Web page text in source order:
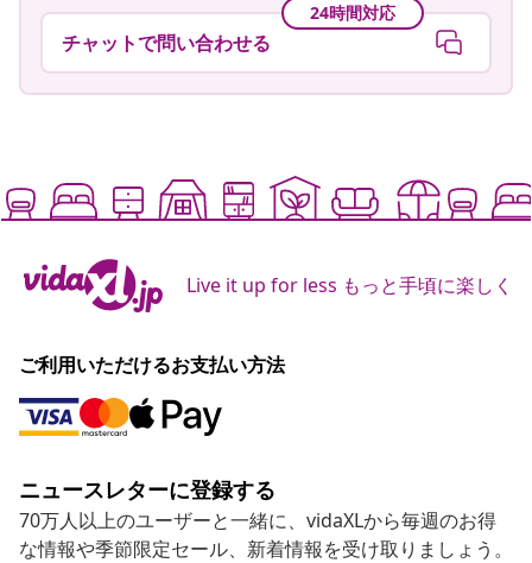
24時間対応
チャットで問い合わせる
Live it up for less もっと手頃に楽しく
ご利用いただけるお支払い方法
ニュースレターに登録する
70万人以上のユーザーと一緒に、vidaXLから毎週のお得
な情報や季節限定セール、新着情報を受け取りましょう。